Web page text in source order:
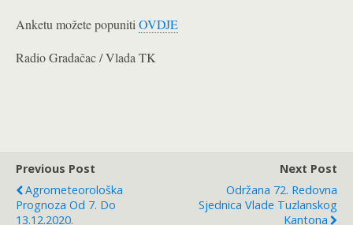
Anketu možete popuniti OVDJE
Radio Gradačac / Vlada TK
Previous Post
Agrometeorološka
Prognoza Od 7. Do
13.12.2020.
Next Post
Održana 72. Redovna
Sjednica Vlade Tuzlanskog
Kantona